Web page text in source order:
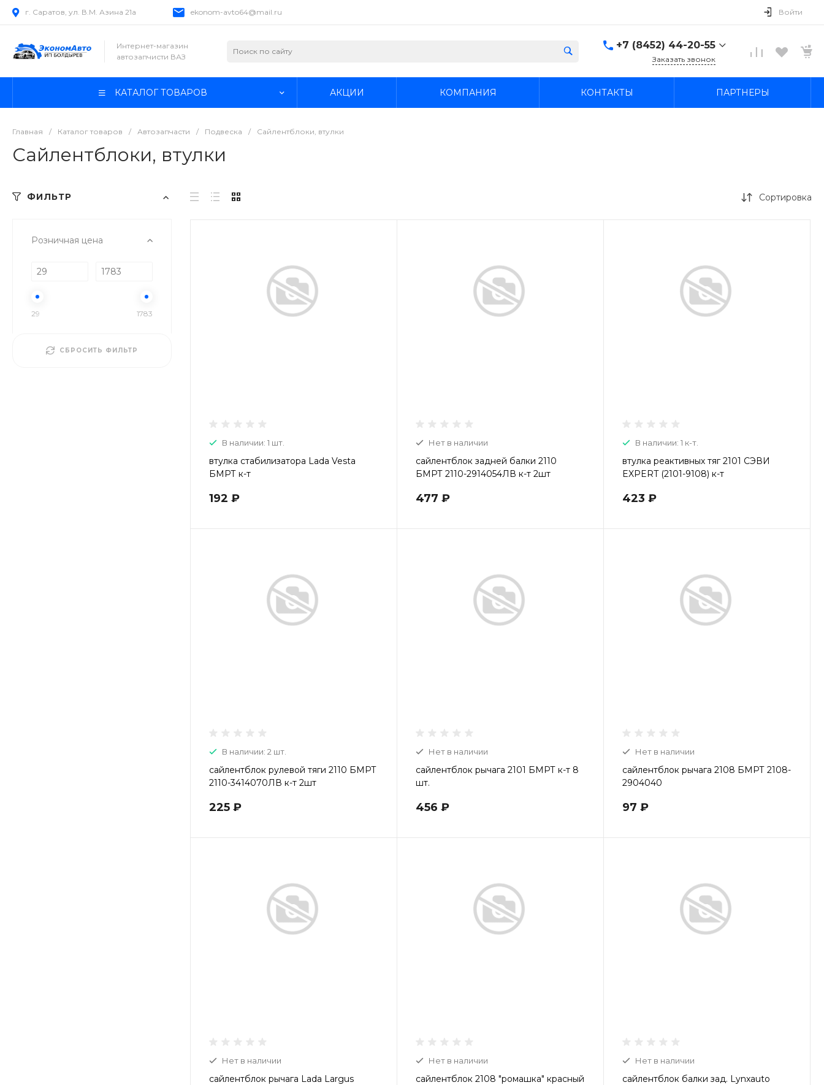
г. Саратов, ул. В.М. Азина 21а ekonom-avto64@mail.ru Войти
Интернет-магазин
автозапчисти ВАЗ
+7 (8452) 44-20-55
г. Саратов, ул. В.М. Азина
Вопросы по прицепам
Пн-Пт: 9:00-20:00 Cб-Вс:
Заказать звонок
КАТАЛОГ ТОВАРОВ АКЦИИ КОМПАНИЯ КОНТАКТЫ ПАРТНЕРЫ
Главная / Каталог товаров / Автозапчасти / Подвеска / Сайлентблоки, втулки
Сайлентблоки, втулки
ФИЛЬТР
Розничная цена
29 1783
СБРОСИТЬ ФИЛЬТР
Сортировка
В наличии: 1 шт.
втулка стабилизатора Lada Vesta
БМРТ к-т
192 ₽
Нет в наличии
сайлентблок задней балки 2110
БМРТ 2110-2914054ЛВ к-т 2шт
477 ₽
В наличии: 1 к-т.
втулка реактивных тяг 2101 СЭВИ
EXPERT (2101-9108) к-т
423 ₽
В наличии: 2 шт.
сайлентблок рулевой тяги 2110 БМРТ
2110-3414070ЛВ к-т 2шт
225 ₽
Нет в наличии
сайлентблок рычага 2101 БМРТ к-т 8
шт.
456 ₽
Нет в наличии
сайлентблок рычага 2108 БМРТ 2108-
2904040
97 ₽
Нет в наличии
сайлентблок рычага Lada Largus
Нет в наличии
сайлентблок 2108 "ромашка" красный
Нет в наличии
сайлентблок балки зад. Lynxauto